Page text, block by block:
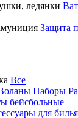
ледянки
Защита
Все
Наборы
бейсбольные
для